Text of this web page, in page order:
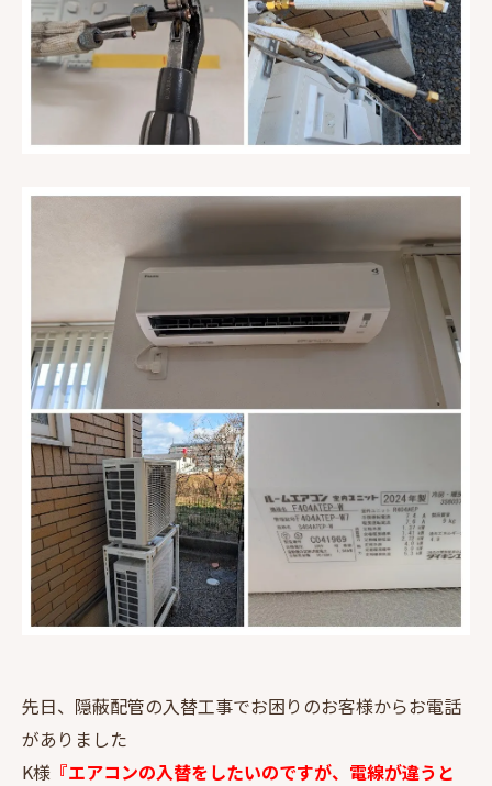
先日、隠蔽配管の入替工事でお困りのお客様からお電話
がありました
K様 『エアコンの入替をしたいのですが、電線が違うと